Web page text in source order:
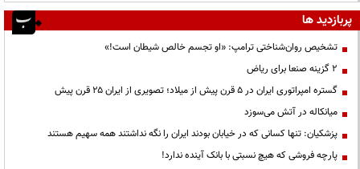
پربازدید ها
تشخیص روان‌شناختی ترامپ: «او تجسم خالص شیطان است!»
۲ گزینه صنعا برای ریاض
گستره امپراتوری ایران در ۵ قرن پیش از میلاد؛ تصویری از ایران ۲۵ قرن پیش
میانکاله در آتش می‌سوزد
پزشکیان: تنها کسانی که در خیابان بودند ایران را نگه نداشتند همه سهیم هستند
پارچه فروشی که هیچ نسبتی با بانک آینده ندارد!